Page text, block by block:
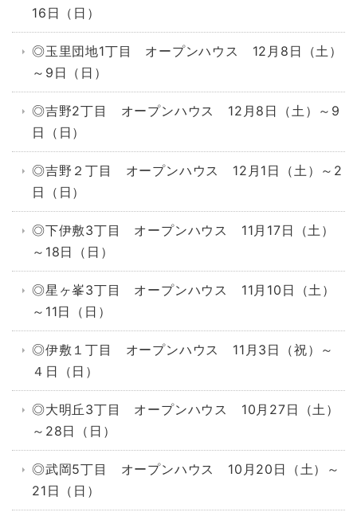
16日（日）
◎玉里団地1丁目 オープンハウス 12月8日（土）
～9日（日）
◎吉野2丁目 オープンハウス 12月8日（土）～9
日（日）
◎吉野２丁目 オープンハウス 12月1日（土）～2
日（日）
◎下伊敷3丁目 オープンハウス 11月17日（土）
～18日（日）
◎星ヶ峯3丁目 オープンハウス 11月10日（土）
～11日（日）
◎伊敷１丁目 オープンハウス 11月3日（祝）～
４日（日）
◎大明丘3丁目 オープンハウス 10月27日（土）
～28日（日）
◎武岡5丁目 オープンハウス 10月20日（土）～
21日（日）